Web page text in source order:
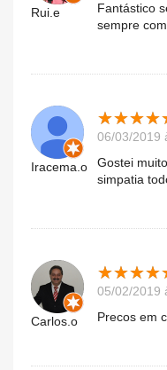
Rui.e
Fantástico
sempre
Iracema.o
★★★★
★★★★
06/03/2019
Gostei
simpatia
Carlos.o
★★★★
★★★★
05/02/2019
Precos em